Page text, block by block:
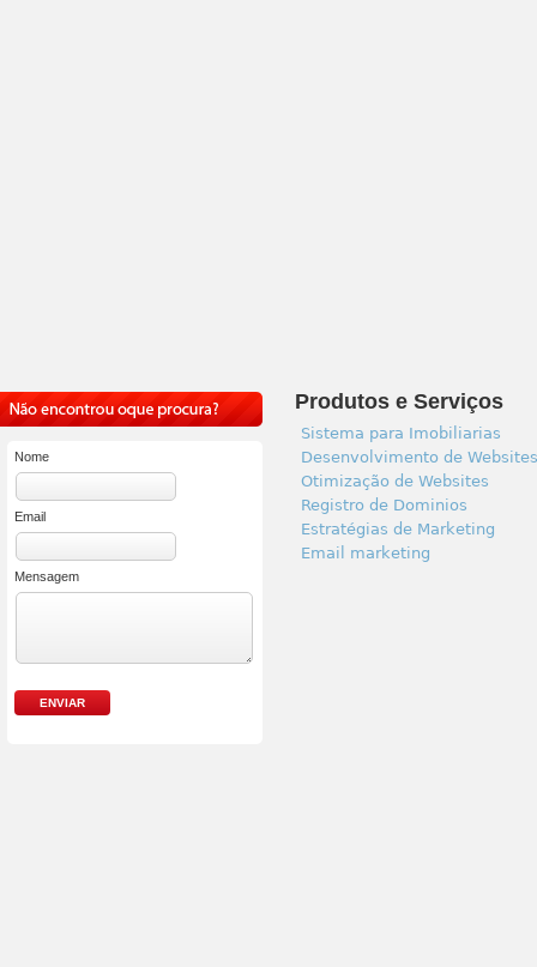
Nome
Email
Mensagem
Produtos e Serviços
Sistema para Imobiliarias
Desenvolvimento de Websites
Otimização de Websites
Registro de Dominios
Estratégias de Marketing
Email marketing